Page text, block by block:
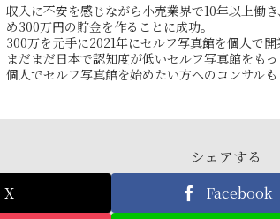
収入に不安を感じながら小売業界で10年以上働
め300万円の貯金を作ることに成功。
300万を元手に2021年にセルフ写真館を個人で開
まだまだ日本で認知度が低いセルフ写真館をも
個人でセルフ写真館を始めたい方へのコンサルも
シェアする
X
Facebook